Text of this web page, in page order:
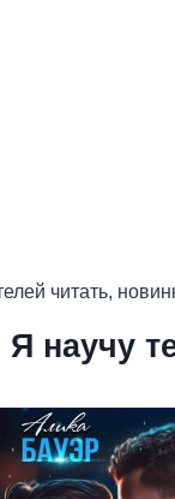
читать,
научу